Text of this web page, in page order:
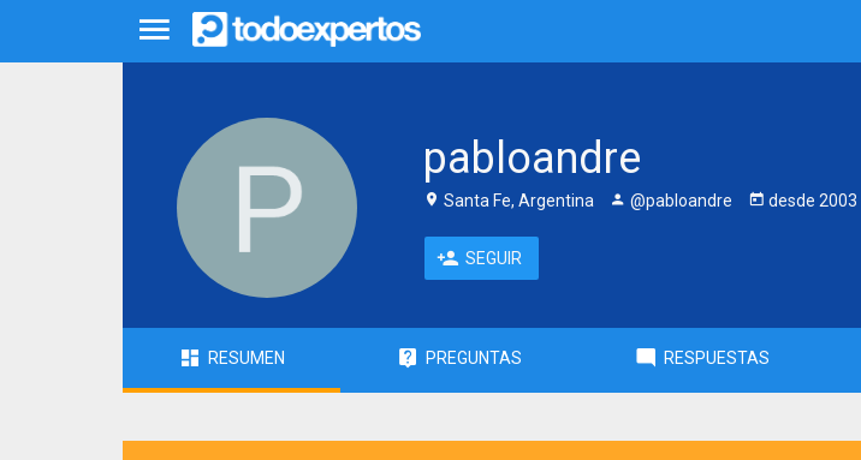
pabloandre
Santa Fe, Argentina @pabloandre desde 2003
SEGUIR
RESUMEN PREGUNTAS RESPUESTAS